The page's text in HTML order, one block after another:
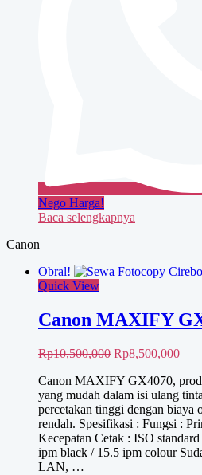
Nego Harga!
Baca selengkapnya
Canon
Obral!
Quick View
Canon MAXIFY
Rp10,500,000 Harga
adalah:
Rp10,500,000.
Rp8,500,000
ini
Canon MAXIFY GX4070,
yang mudah dalam isi ulang
percetakan tinggi dengan biaya
rendah. Spesifikasi : Fungsi :
Kecepatan Cetak : ISO
ipm black / 15.5 ipm colour
LAN, …